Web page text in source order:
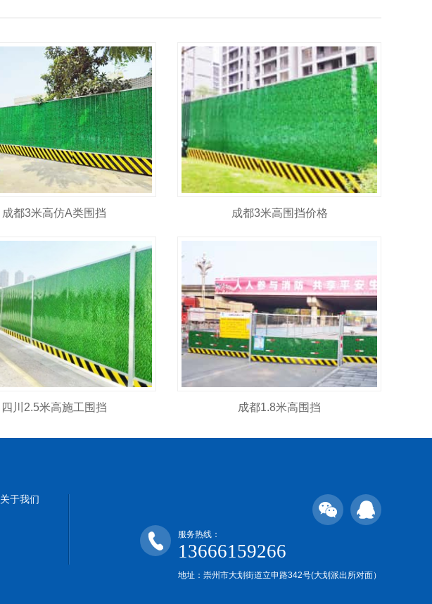
成都3米高仿A类围挡 成都3米高围挡价格
四川2.5米高施工围挡 成都1.8米高围挡
关于我们
服务热线：
13666159266
地址：崇州市大划街道立申路342号(大划派出所对面）